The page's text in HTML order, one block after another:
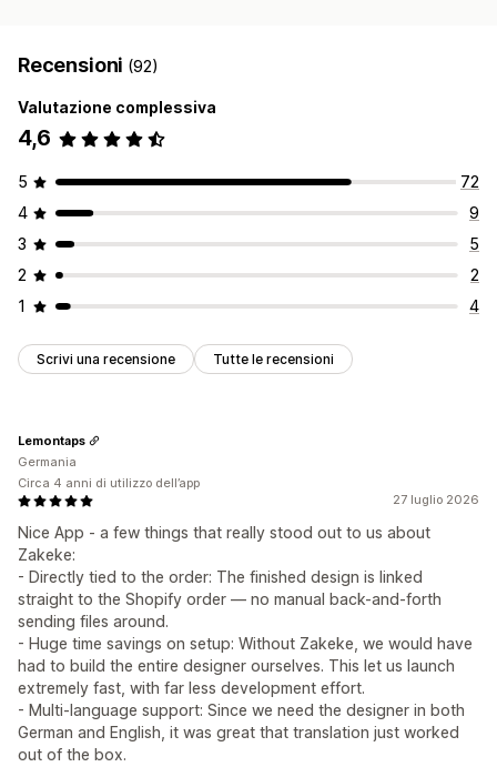
Recensioni (92)
Valutazione complessiva
4,6
5
72
4
9
3
5
2
2
1
4
Scrivi una recensione Tutte le recensioni
27 luglio 2026
Nice App - a few things that really stood out to us about
Zakeke:
- Directly tied to the order: The finished design is linked
straight to the Shopify order — no manual back-and-forth
sending files around.
- Huge time savings on setup: Without Zakeke, we would have
had to build the entire designer ourselves. This let us launch
extremely fast, with far less development effort.
- Multi-language support: Since we need the designer in both
German and English, it was great that translation just worked
out of the box.
Lemontaps
Germania
Circa 4 anni di utilizzo dell’app